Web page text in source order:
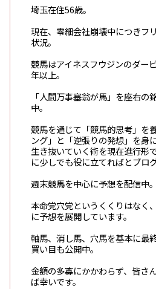
埼玉在住56歳。
現在、零細会社崩壊中につきフ
状況。
競馬はアイネスフウジンのダー
年以上。
「人間万事塞翁が馬」を座右の
中。
競馬を通じて「競馬的思考」を
ング」と「逆張りの発想」を身
生き抜いていく術を現在進行形
に少しでも役に立てればとブロ
週末競馬を中心に予想を配信中。
本命党穴党というくくりはなく
に予想を展開しています。
軸馬、消し馬、穴馬を基本に最
買い目も公開中。
金額の多寡にかかわらず、皆さ
ば幸いです。